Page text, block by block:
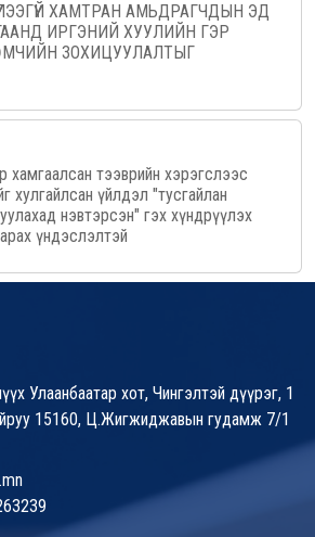
ХАМТРАН АМЬДРАГЧДЫН ЭД
ИРГЭНИЙ ХУУЛИЙН ГЭР
ЗОХИЦУУЛАЛТЫГ
тээврийн хэрэгслээс
хулгайлсан үйлдэл "тусгайлан
нэвтэрсэн" гэх хүндрүүлэх
үндэслэлтэй
Улаанбаатар хот, Чингэлтэй дүүрэг, 1
15160, Ц.Жигжиджавын гудамж 7/1